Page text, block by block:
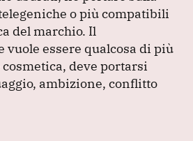
o più compatibili
del marchio. Il
vuole essere qualcosa di più
deve portarsi
ambizione, conflitto